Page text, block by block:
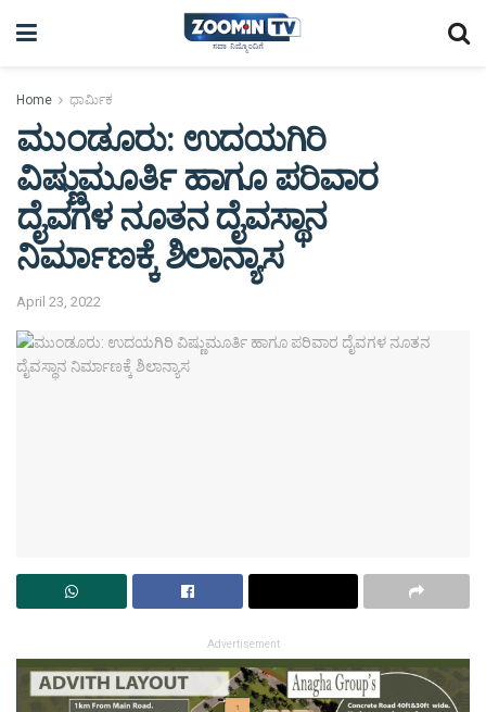
Home ಧಾರ್ಮಿಕ
ಮುಂಡೂರು: ಉದಯಗಿರಿ
ವಿಷ್ಣುಮೂರ್ತಿ ಹಾಗೂ ಪರಿವಾರ
ದೈವಗಳ ನೂತನ ದೈವಸ್ಥಾನ
ನಿರ್ಮಾಣಕ್ಕೆ ಶಿಲಾನ್ಯಾಸ
April 23, 2022
Advertisement